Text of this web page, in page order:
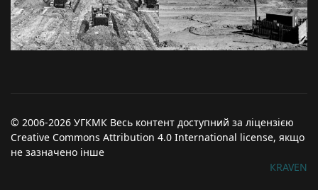
© 2006-2026 УГКМК Весь контент доступний за ліцензією
Creative Commons Attribution 4.0 International license, якщо
не зазначено інше
КRAVEN